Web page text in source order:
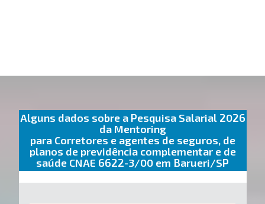
Alguns dados sobre a Pesquisa Salarial 2026
da Mentoring
para Corretores e agentes de seguros, de
planos de previdência complementar e de
saúde CNAE 6622-3/00 em Barueri/SP